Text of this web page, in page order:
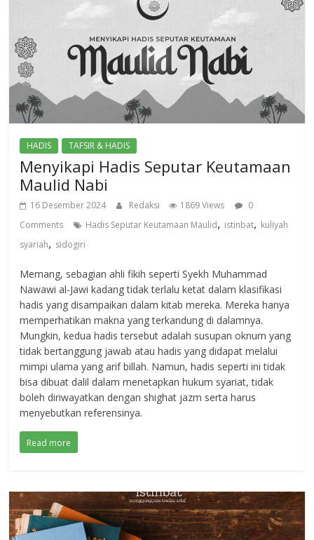
HADIS TAFSIR & HADIS
Menyikapi Hadis Seputar Keutamaan
Maulid Nabi
16 Desember 2024 Redaksi 1869 Views
0
Comments
Hadis Seputar Keutamaan Maulid, istinbat, kuliyah
syariah, sidogiri
Memang, sebagian ahli fikih seperti Syekh Muhammad
Nawawi al-Jawi kadang tidak terlalu ketat dalam klasifikasi
hadis yang disampaikan dalam kitab mereka. Mereka hanya
memperhatikan makna yang terkandung di dalamnya.
Mungkin, kedua hadis tersebut adalah susupan oknum yang
tidak bertanggung jawab atau hadis yang didapat melalui
mimpi ulama yang arif billah. Namun, hadis seperti ini tidak
bisa dibuat dalil dalam menetapkan hukum syariat, tidak
boleh diriwayatkan dengan shighat jazm serta harus
menyebutkan referensinya.
Read more